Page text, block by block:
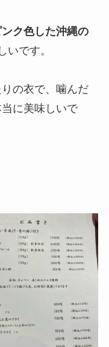
ンク色した沖縄の
いです。
の衣で、噛んだ
に美味しいで